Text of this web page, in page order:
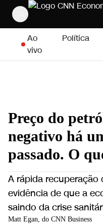
Pular para o conteúdo
Ao
vivo
Política
Preço do
negativo há
passado. O
A rápida
evidência de que a
saindo da crise
Matt Egan, do CNN Business